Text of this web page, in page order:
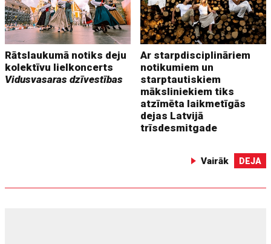
Rātslaukumā notiks deju
kolektīvu lielkoncerts
Vidusvasaras dzīvestības
Ar starpdisciplināriem
notikumiem un
starptautiskiem
māksliniekiem tiks
atzīmēta laikmetīgās
dejas Latvijā
trīsdesmitgade
Vairāk DEJA